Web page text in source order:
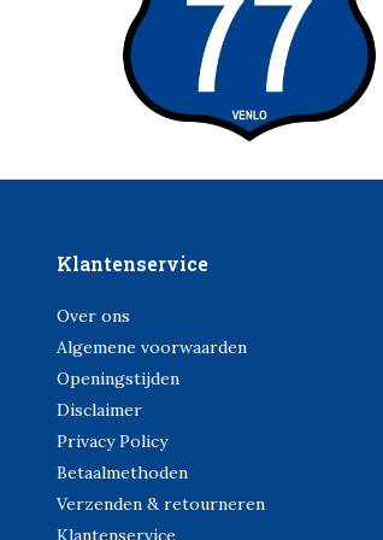
Klantenservice
Over ons
Algemene voorwaarden
Openingstijden
Disclaimer
Privacy Policy
Betaalmethoden
Verzenden & retourneren
Klantenservice